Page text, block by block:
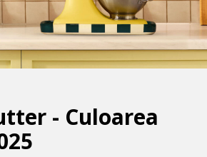
- Culoarea